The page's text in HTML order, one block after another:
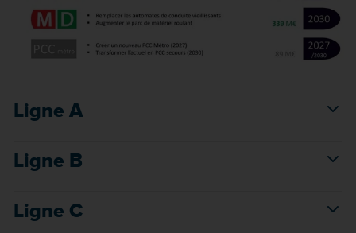
Ligne A
Ligne B
Ligne C